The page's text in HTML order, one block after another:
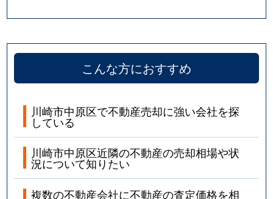
こんな方におすすめ
川崎市中原区で不動産売却に強い会社を探
している
川崎市中原区近隣の不動産の売却相場や状
況について知りたい
複数の不動産会社に不動産の査定価格を相